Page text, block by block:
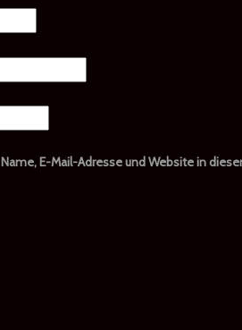
Name, E-Mail-Adresse und Website in